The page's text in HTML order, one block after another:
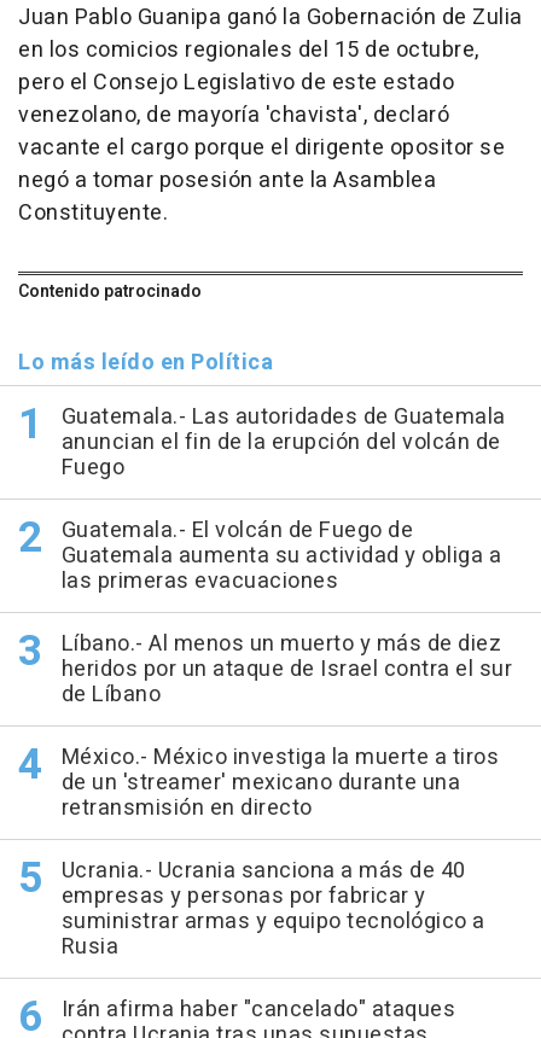
Juan Pablo Guanipa ganó la Gobernación de Zulia
en los comicios regionales del 15 de octubre,
pero el Consejo Legislativo de este estado
venezolano, de mayoría 'chavista', declaró
vacante el cargo porque el dirigente opositor se
negó a tomar posesión ante la Asamblea
Constituyente.
Contenido patrocinado
Lo más leído en Política
Guatemala.- Las autoridades de Guatemala
anuncian el fin de la erupción del volcán de
Fuego
Guatemala.- El volcán de Fuego de
Guatemala aumenta su actividad y obliga a
las primeras evacuaciones
Líbano.- Al menos un muerto y más de diez
heridos por un ataque de Israel contra el sur
de Líbano
México.- México investiga la muerte a tiros
de un 'streamer' mexicano durante una
retransmisión en directo
Ucrania.- Ucrania sanciona a más de 40
empresas y personas por fabricar y
suministrar armas y equipo tecnológico a
Rusia
Irán afirma haber "cancelado" ataques